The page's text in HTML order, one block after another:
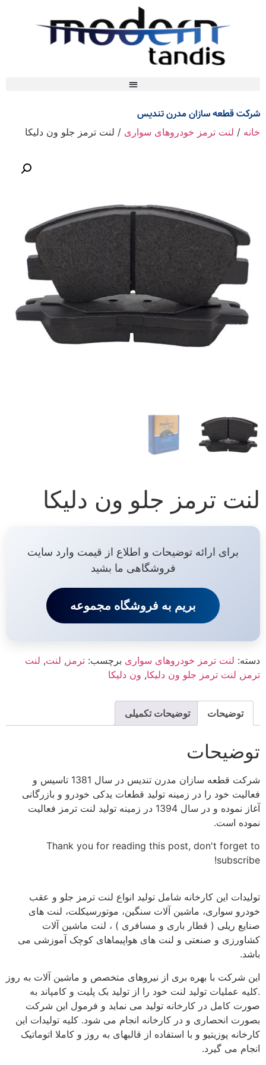
شرکت قطعه سازان مدرن تندیس
خانه / لنت ترمز خودروهای سواری / لنت ترمز جلو ون دلیکا
لنت ترمز جلو ون دلیکا
برای ارائه توضیحات و اطلاع از قیمت وارد سایت
فروشگاهی ما بشید
بریم به فروشگاه مجموعه
دسته: لنت ترمز خودروهای سواری برچسب: ترمز , لنت, لنت
ترمز , لنت ترمز جلو ون دلیکا, ون دلیکا
توضیحات توضیحات تکمیلی
توضیحات
شرکت قطعه سازان مدرن تندیس در سال 1381 تاسیس و
فعالیت خود را در زمینه تولید قطعات یدکی خودرو و بازرگانی
آغاز نموده و در سال 1394 در زمینه تولید لنت ترمز فعالیت
نموده است.
Thank you for reading this post, don't forget to
subscribe!
تولیدات این کارخانه شامل تولید انواع لنت ترمز جلو و عقب
خودرو سواری، ماشین آلات سنگین، موتورسیکلت، لنت های
صنایع ریلی ( قطار باری و مسافری ) ، لنت ماشین آلات
کشاورزی و صنعتی و لنت های هواپیماهای کوچک آموزشی می
باشد.
این شرکت با بهره بری از نیروهای متخصص و ماشین آلات به روز
.کلیه عملیات تولید لنت خود را از تولید بک پلیت و کامپاند به
صورت کامل در کارخانه تولید می نماید و فرمول این شرکت
بصورت انحصاری و در کارخانه انجام می شود. کلیه تولیدات این
کارخانه پوزیتیو و با استفاده از قالبهای به روز و کاملا اتوماتیک
انجام می گیرد.